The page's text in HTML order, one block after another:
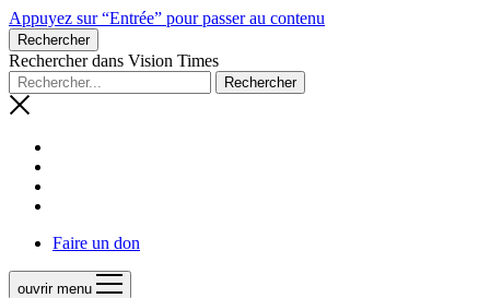
Appuyez sur “Entrée” pour passer au contenu
Rechercher
Rechercher dans Vision Times
Faire un don
ouvrir menu